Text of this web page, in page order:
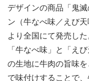
デザインの商品「鬼
ン（牛なべ味／えび
より全国にて発売し
「牛なべ味」と「え
の生地に牛肉の旨味
で味付けすることで